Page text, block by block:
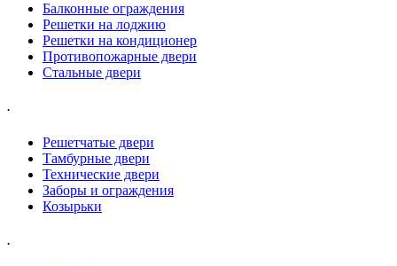
Балконные ограждения
Решетки на лоджию
Решетки на кондиционер
Противопожарные двери
Стальные двери
.
Решетчатые двери
Тамбурные двери
Технические двери
Заборы и ограждения
Козырьки
.